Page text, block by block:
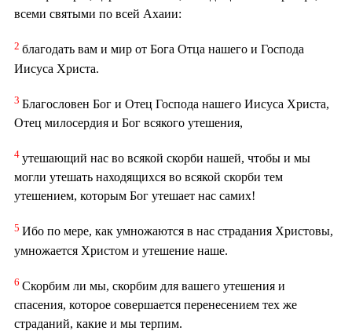
всеми святыми по всей Ахаии:
2 благодать вам и мир от Бога Отца нашего и Господа
Иисуса Христа.
3 Благословен Бог и Отец Господа нашего Иисуса Христа,
Отец милосердия и Бог всякого утешения,
4 утешающий нас во всякой скорби нашей, чтобы и мы
могли утешать находящихся во всякой скорби тем
утешением, которым Бог утешает нас самих!
5 Ибо по мере, как умножаются в нас страдания Христовы,
умножается Христом и утешение наше.
6 Скорбим ли мы, скорбим для вашего утешения и
спасения, которое совершается перенесением тех же
страданий, какие и мы терпим.